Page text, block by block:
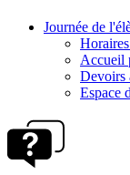
Journée de
Accueil
Devoirs
Espace